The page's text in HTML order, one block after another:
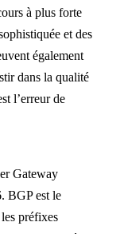
à plus forte
et des
également
dans la qualité
l’erreur de
Gateway
BGP est le
préfixes